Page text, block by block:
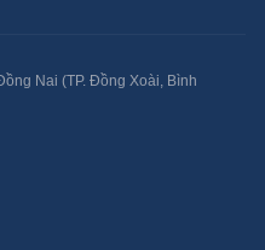
Nai (TP. Đồng Xoài, Bình